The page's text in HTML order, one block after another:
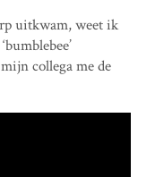
uitkwam, weet ik
collega me de